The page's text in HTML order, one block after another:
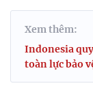
Xem thêm:
Indonesia
toàn lực bảo